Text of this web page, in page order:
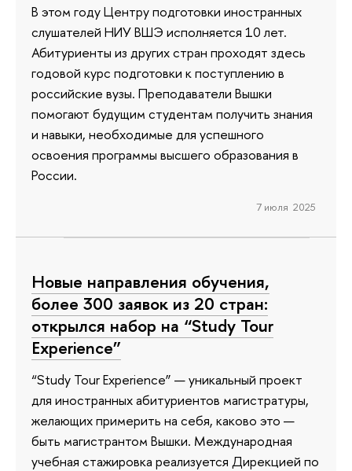
В этом году Центру подготовки иностранных
слушателей НИУ ВШЭ исполняется 10 лет.
Абитуриенты из других стран проходят здесь
годовой курс подготовки к поступлению в
российские вузы. Преподаватели Вышки
помогают будущим студентам получить знания
и навыки, необходимые для успешного
освоения программы высшего образования в
России.
7 июля 2025
Новые направления обучения,
более 300 заявок из 20 стран:
открылся набор на “Study Tour
Experience”
“Study Tour Experience” — уникальный проект
для иностранных абитуриентов магистратуры,
желающих примерить на себя, каково это —
быть магистрантом Вышки. Международная
учебная стажировка реализуется Дирекцией по